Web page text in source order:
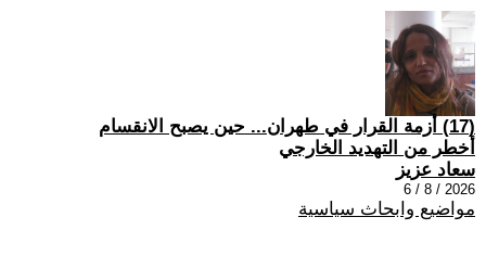
(17) أزمة القرار في طهران... حين يصبح الانقسام
أخطر من التهديد الخارجي
سعاد عزيز
2026 / 8 / 6
مواضيع وابحاث سياسية